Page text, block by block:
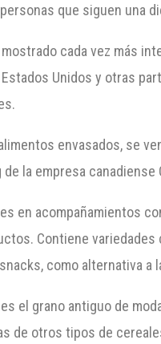
que siguen una
cada vez más
Unidos y otras
envasados, se
de la empresa
en acompañamientos
Contiene
como alternativa a
el grano antiguo de
de otros tipos de